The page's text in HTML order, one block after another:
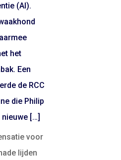
(AI).
het
Een
de RCC
die Philip
[…]
voor
lijden